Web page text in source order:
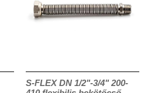
S-FLEX DN 1/2"-3/4" 200-